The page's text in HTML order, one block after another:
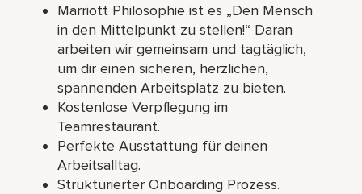
Marriott Philosophie ist es „Den Mensch
in den Mittelpunkt zu stellen!“ Daran
arbeiten wir gemeinsam und tagtäglich,
um dir einen sicheren, herzlichen,
spannenden Arbeitsplatz zu bieten.
Kostenlose Verpflegung im
Teamrestaurant.
Perfekte Ausstattung für deinen
Arbeitsalltag.
Strukturierter Onboarding Prozess.